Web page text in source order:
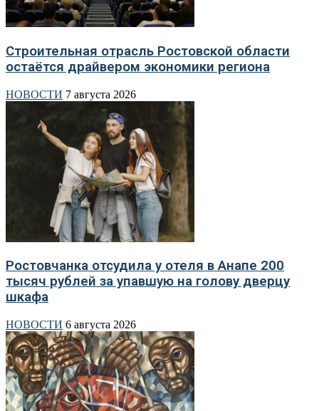
Строительная отрасль Ростовской области
остаётся драйвером экономики региона
НОВОСТИ 7 августа 2026
Ростовчанка отсудила у отеля в Анапе 200
тысяч рублей за упавшую на голову дверцу
шкафа
НОВОСТИ 6 августа 2026